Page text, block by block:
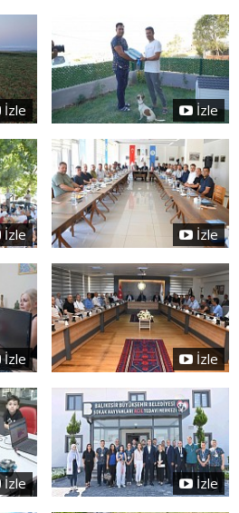
İzle İzle
İzle İzle
İzle İzle
İzle İzle